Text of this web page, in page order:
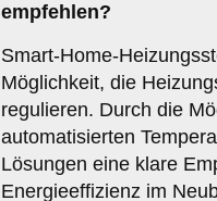
empfehlen?
Smart-Home-
Möglichkeit, die
regulieren. Durch die
automatisierten
Lösungen eine klare
Energieeffizienz im